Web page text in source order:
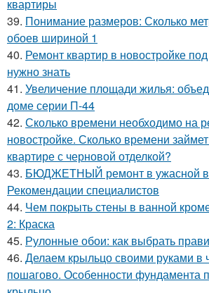
квартиры
39. Понимание размеров: Сколько
обоев шириной 1
40. Ремонт квартир в новостройке
нужно знать
41. Увеличение площади жилья:
доме серии П-44
42. Сколько времени необходимо на
новостройке. Сколько времени
квартире с черновой отделкой?
43. БЮДЖЕТНЫЙ ремонт в ужасной
Рекомендации специалистов
44. Чем покрыть стены в ванной
2: Краска
45. Рулонные обои: как выбрать
46. Делаем крыльцо своими руками в
пошагово. Особенности фундамента